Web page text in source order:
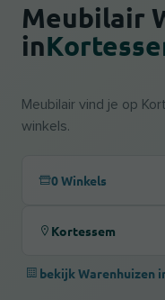
Meubilair
in
Meubilair vind je op
winkels.
0 Winkels
Kortessem
bekijk Warenhuizen